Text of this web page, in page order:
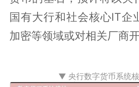
国有大行和社会核心IT企
加密等领域或对相关厂商开
▼ 央行数字货币系统